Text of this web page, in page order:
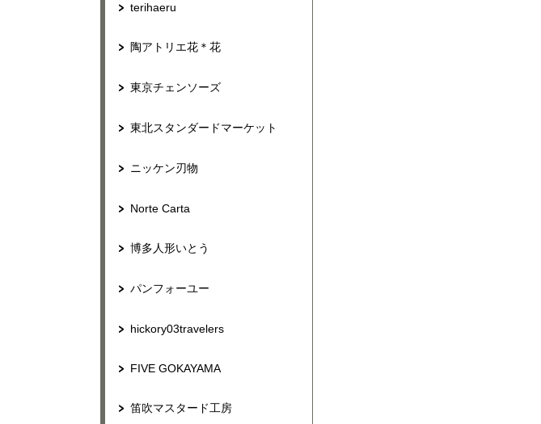
terihaeru
陶アトリエ花＊花
東京チェンソーズ
東北スタンダードマーケット
ニッケン刃物
Norte Carta
博多人形いとう
パンフォーユー
hickory03travelers
FIVE GOKAYAMA
笛吹マスタード工房